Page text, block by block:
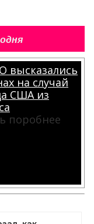
высказались
на случай
США из
поробнее